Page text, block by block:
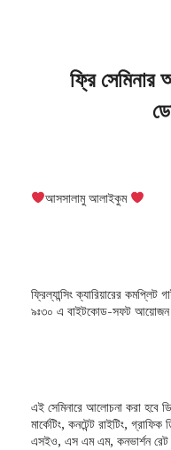
ফ্রি সেমিনার
আসসালামু আলাইকুম
ফ্রিল্যান্সিং ক্যারিয়ারের
৯ঃ৩০ এ বাইটকোড-সফট আয়োজন
এই সেমিনারে আলোচনা করা হবে
মার্কেটিং, কনটেন্ট রাইটিং,
এসইও, এস এম এম, কনভার্শন রেট